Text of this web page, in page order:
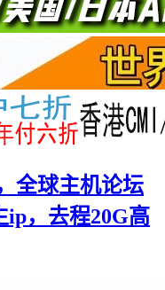
全球主机论坛
ip，去程20G高